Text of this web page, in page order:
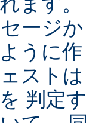
ージ
うに
スト
判定